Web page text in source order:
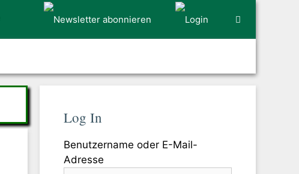
Log In
Benutzername oder E-Mail-
Adresse